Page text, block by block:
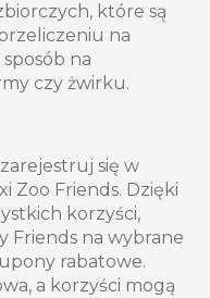
które są
na
na
czy żwirku.
się w
Zoo Friends. Dzięki
korzyści,
Friends na wybrane
rabatowe.
a korzyści mogą